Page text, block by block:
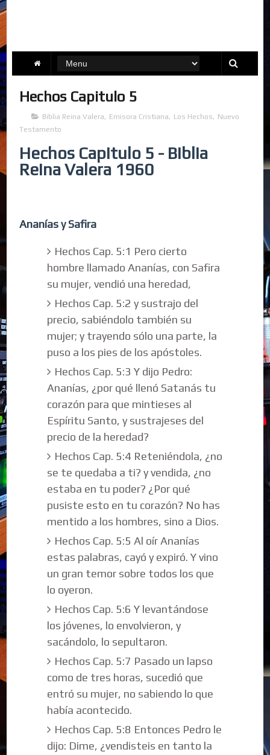
Hechos Capitulo 5
Biblia Reina Valera, Emisora Cristiana, Los Hechos, Nuevo
Testamento
Hechos Capitulo 5 - Biblia
Reina Valera 1960
Ananías y Safira
Hechos Cap. 5:1 Pero cierto
hombre llamado Ananías, con Safira
su mujer, vendió una heredad,
Hechos Cap. 5:2 y sustrajo del
precio, sabiéndolo también su
mujer; y trayendo sólo una parte, la
puso a los pies de los apóstoles.
Hechos Cap. 5:3 Y dijo Pedro:
Ananías, ¿por qué llenó Satanás tu
corazón para que mintieses al
Espíritu Santo, y sustrajeses del
precio de la heredad?
Hechos Cap. 5:4 Reteniéndola, ¿no
se te quedaba a ti? y vendida, ¿no
estaba en tu poder? ¿Por qué
pusiste esto en tu corazón? No has
mentido a los hombres, sino a Dios.
Hechos Cap. 5:5 Al oír Ananías
estas palabras, cayó y expiró. Y vino
un gran temor sobre todos los que
lo oyeron.
Hechos Cap. 5:6 Y levantándose
los jóvenes, lo envolvieron, y
sacándolo, lo sepultaron.
Hechos Cap. 5:7 Pasado un lapso
como de tres horas, sucedió que
entró su mujer, no sabiendo lo que
había acontecido.
Hechos Cap. 5:8 Entonces Pedro le
dijo: Dime, ¿vendisteis en tanto la